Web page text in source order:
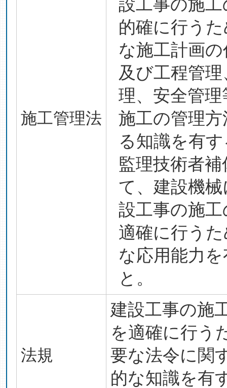
施工管理法
設工事の施
的確に行う
な施工計画
及び工程管
理、安全管
施工の管理
る知識を有
監理技術者
て、建設機
設工事の施
適確に行う
な応用能力
と。
法規
建設工事の施
を適確に行う
要な法令に関
的な知識を有